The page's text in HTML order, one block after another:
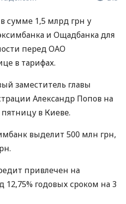
сумме 1,5 млрд грн у
и Ощадбанка для
перед ОАО
в тарифах.
заместитель главы
Александр Попов на
в Киеве.
выделит 500 млн грн,
привлечен на
12,75% годовых сроком на 3